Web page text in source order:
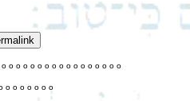
o o o o o o o o o o o o o o o o o
o o o o o o o